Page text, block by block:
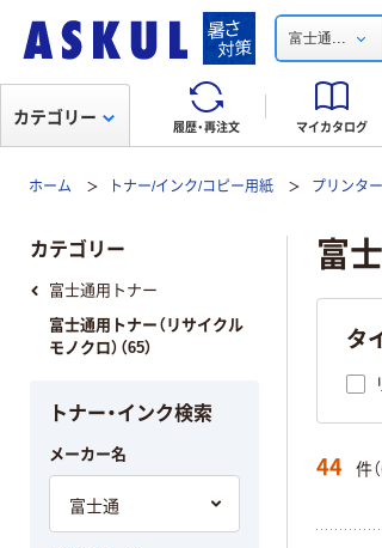
富士通...
履歴・再注文 マイカタログ
カテゴリー
ホーム トナー/インク/コピー用紙 プリンタ
富
タ
44 件
カテゴリー
富士通用トナー
富士通用トナー（リサイクル
モノクロ）（65）
トナー・インク検索
メーカー名